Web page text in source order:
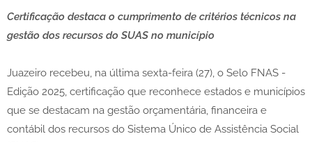
Certificação destaca o cumprimento de critérios técnicos na
gestão dos recursos do SUAS no município
Juazeiro recebeu, na última sexta-feira (27), o Selo FNAS -
Edição 2025, certificação que reconhece estados e municípios
que se destacam na gestão orçamentária, financeira e
contábil dos recursos do Sistema Único de Assistência Social